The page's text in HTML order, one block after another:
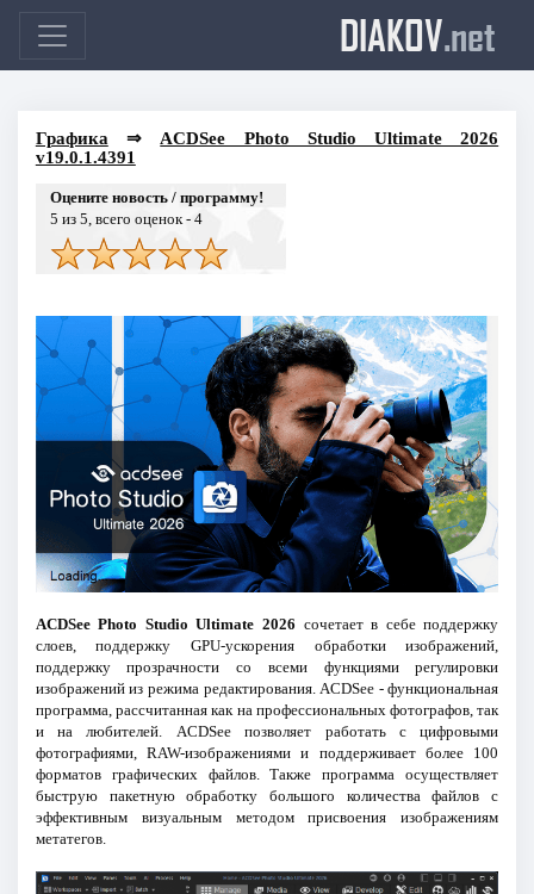
DIAKOV.net
Графика ⇒ ACDSee Photo Studio Ultimate 2026
v19.0.1.4391
Оцените новость / программу!
5 из 5, всего оценок - 4
ACDSee Photo Studio Ultimate 2026 сочетает в себе поддержку
слоев, поддержку GPU-ускорения обработки изображений,
поддержку прозрачности со всеми функциями регулировки
изображений из режима редактирования. ACDSee - функциональная
программа, рассчитанная как на профессиональных фотографов, так
и на любителей. ACDSee позволяет работать с цифровыми
фотографиями, RAW-изображениями и поддерживает более 100
форматов графических файлов. Также программа осуществляет
быструю пакетную обработку большого количества файлов с
эффективным визуальным методом присвоения изображениям
метатегов.